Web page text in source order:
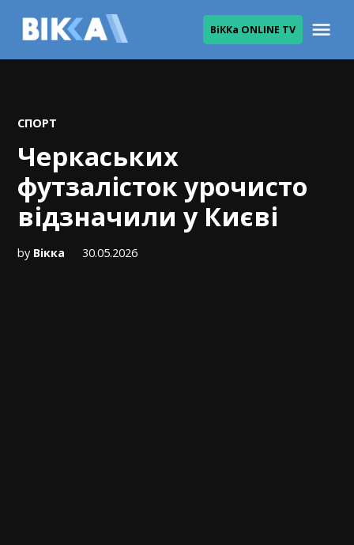
ВіККа ONLINE TV
POSTED
СПОРТ
Черкаських
футзалісток урочисто
відзначили у Києві
by Вікка 30.05.2026